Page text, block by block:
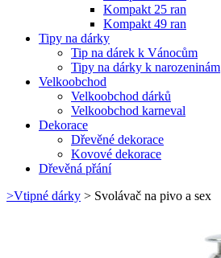
Kompakt 25 ran
Kompakt 49 ran
Tipy na dárky
Tip na dárek k Vánocům
Tipy na dárky k narozeninám
Velkoobchod
Velkoobchod dárků
Velkoobchod karneval
Dekorace
Dřevěné dekorace
Kovové dekorace
Dřevěná přání
>Vtipné dárky > Svolávač na pivo a sex